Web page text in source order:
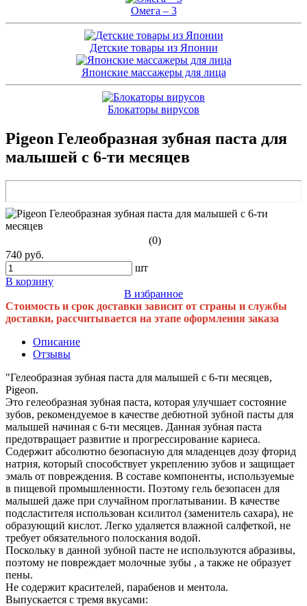
Омега – 3
Детские товары из Японии
Японские массажеры для лица
Блокаторы вирусов
Pigeon Гелеобразная зубная паста для
малышей с 6-ти месяцев
(0)
740 руб.
шт
В корзину
В избранное
Стоимость и срок доставки зависит от страны и службы
доставки, рассчитывается на этапе оформления заказа
Описание
Отзывы
"Гелеобразная зубная паста для малышей с 6-ти месяцев,
Pigeon.
Это гелеобразная зубная паста, которая улучшает состояние
зубов, рекомендуемое в качестве дебютной зубной пасты для
малышей начиная с 6-ти месяцев. Данная зубная паста
предотвращает развитие и прогрессирование кариеса.
Содержит абсолютно безопасную для младенцев дозу фторид
натрия, который способствует укреплению зубов и защищает
эмаль от повреждения. В составе компоненты, используемые
в пищевой промышленности. Поэтому гель безопасен для
малышей даже при случайном проглатывании. В качестве
подсластителя использован ксилитол (заменитель сахара), не
образующий кислот. Легко удаляется влажной салфеткой, не
требует обязательного полоскания водой.
Поскольку в данной зубной пасте не используются абразивы,
поэтому не повреждает молочные зубы , а также не образует
пены.
Не содержит красителей, парабенов и ментола.
Выпускается с тремя вкусами: